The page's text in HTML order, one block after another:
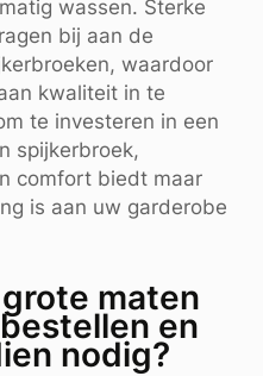
wassen. Sterke
bij aan de
waardoor
kwaliteit in te
te investeren in een
spijkerbroek,
comfort biedt maar
is aan uw garderobe
maten
en
nodig?